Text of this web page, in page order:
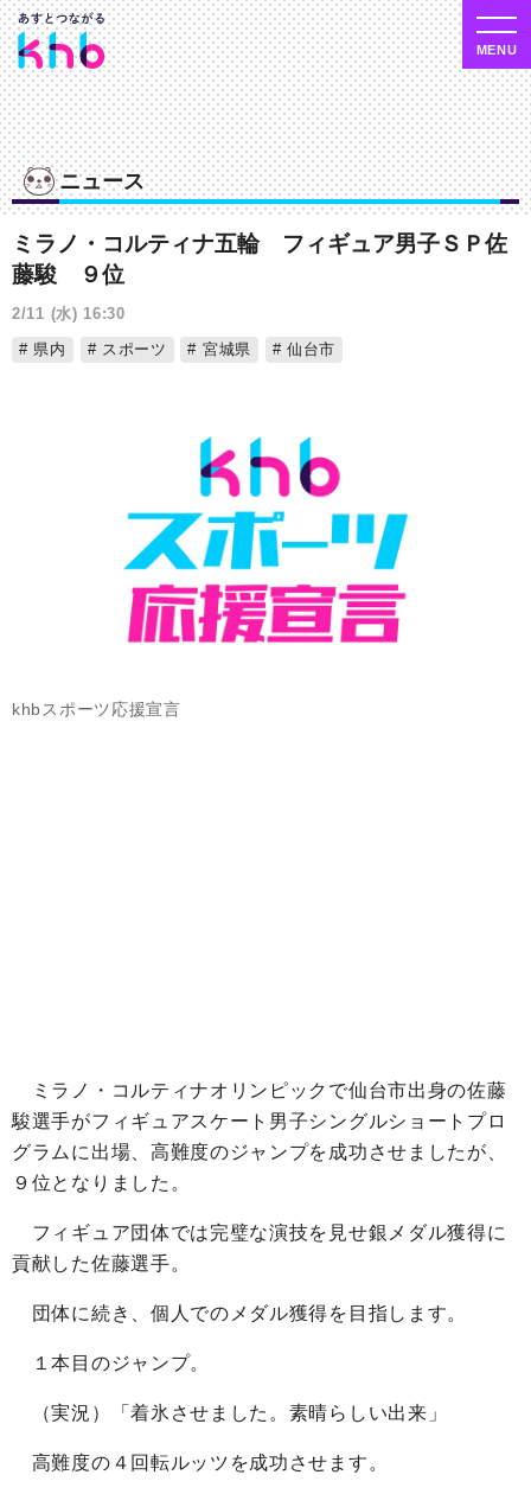
ニュース
ミラノ・コルティナ五輪 フィギュア男子ＳＰ佐
藤駿 ９位
2/11 (水) 16:30
県内
スポーツ 宮城県 仙台市
khbスポーツ応援宣言
ミラノ・コルティナオリンピックで仙台市出身の佐藤
駿選手がフィギュアスケート男子シングルショートプロ
グラムに出場、高難度のジャンプを成功させましたが、
９位となりました。
フィギュア団体では完璧な演技を見せ銀メダル獲得に
貢献した佐藤選手。
団体に続き、個人でのメダル獲得を目指します。
１本目のジャンプ。
（実況）「着氷させました。素晴らしい出来」
高難度の４回転ルッツを成功させます。